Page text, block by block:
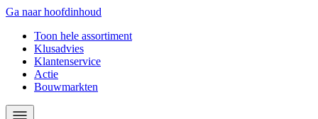
Ga naar hoofdinhoud
Toon hele assortiment
Klusadvies
Klantenservice
Actie
Bouwmarkten